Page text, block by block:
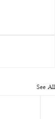
See All